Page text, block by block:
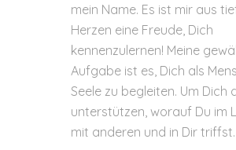
mein Name. Es ist mir aus
Herzen eine Freude, Dich
kennenzulernen! Meine
Aufgabe ist es, Dich als
Seele zu begleiten. Um Dich
unterstützen, worauf Du im
mit anderen und in Dir triffst.